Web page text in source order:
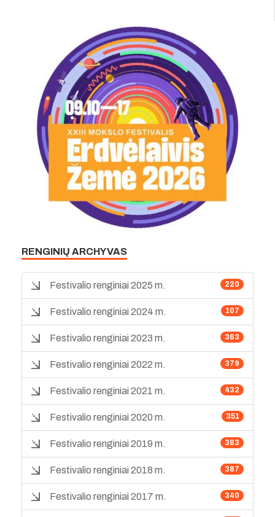
RENGINIŲ ARCHYVAS
220
Festivalio renginiai 2025 m.
107
Festivalio renginiai 2024 m.
363
Festivalio renginiai 2023 m.
379
Festivalio renginiai 2022 m.
432
Festivalio renginiai 2021 m.
351
Festivalio renginiai 2020 m.
383
Festivalio renginiai 2019 m.
387
Festivalio renginiai 2018 m.
340
Festivalio renginiai 2017 m.